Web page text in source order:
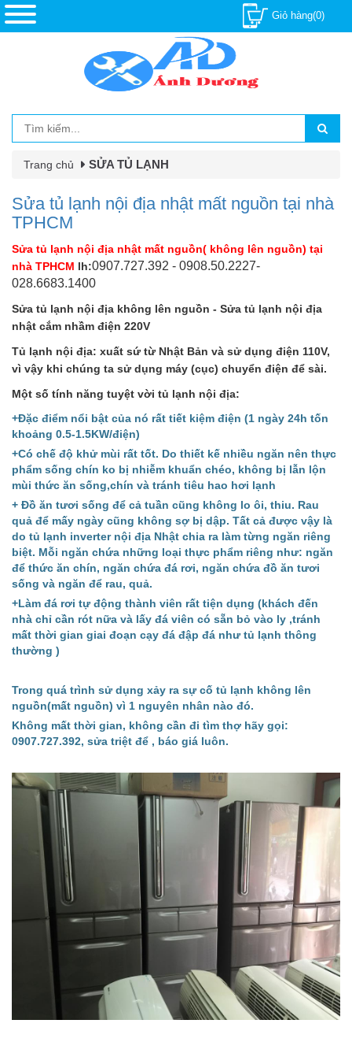
Giỏ hàng(0)
Trang chủ SỬA TỦ LẠNH
Sửa tủ lạnh nội địa nhật mất nguồn tại nhà
TPHCM
Sửa tủ lạnh nội địa nhật mất nguồn( không lên nguồn) tại
nhà TPHCM lh:0907.727.392 - 0908.50.2227-
028.6683.1400
Sửa tủ lạnh nội địa không lên nguồn - Sửa tủ lạnh nội địa
nhật cắm nhầm điện 220V
Tủ lạnh nội địa: xuất sứ từ Nhật Bản và sử dụng điện 110V,
vì vậy khi chúng ta sử dụng máy (cục) chuyển điện để sài.
Một số tính năng tuyệt vời tủ lạnh nội địa:
+Đặc điểm nổi bật của nó rất tiết kiệm điện (1 ngày 24h tốn
khoảng 0.5-1.5KW/điện)
+Có chế độ khử mùi rất tốt. Do thiết kế nhiều ngăn nên thực
phẩm sống chín ko bị nhiễm khuẩn chéo, không bị lẫn lộn
mùi thức ăn sống,chín và tránh tiêu hao hơi lạnh
+ Đồ ăn tươi sống để cả tuần cũng không lo ôi, thiu. Rau
quả để mấy ngày cũng không sợ bị dập. Tất cả được vậy là
do tủ lạnh inverter nội địa Nhật chia ra làm từng ngăn riêng
biệt. Mỗi ngăn chứa những loại thực phẩm riêng như: ngăn
để thức ăn chín, ngăn chứa đá rơi, ngăn chứa đồ ăn tươi
sống và ngăn để rau, quả.
+Làm đá rơi tự động thành viên rất tiện dụng (khách đến
nhà chỉ cần rót nữa và lấy đá viên có sẵn bỏ vào ly ,tránh
mất thời gian giai đoạn cạy đá đập đá như tủ lạnh thông
thường )
Trong quá trình sử dụng xảy ra sự cố tủ lạnh không lên
nguồn(mất nguồn) vì 1 nguyên nhân nào đó.
Không mất thời gian, không cần đi tìm thợ hãy gọi:
0907.727.392, sửa triệt để , báo giá luôn.